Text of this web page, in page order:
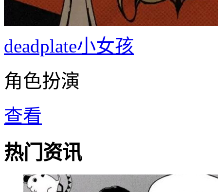
deadplate小女孩
角色扮演
查看
热门资讯